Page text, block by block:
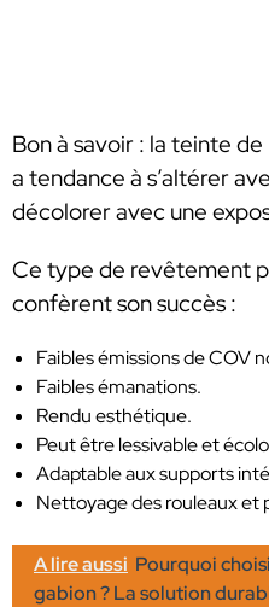
Bon à savoir : la teinte
a tendance à s’altérer
décolorer avec une
Ce type de revêtement
confèrent son succès :
Faibles émissions de COV
Faibles émanations.
Rendu esthétique.
Peut être lessivable et
Adaptable aux supports
Nettoyage des rouleaux et
A lire aussi Pourquoi
gabion ? La solution